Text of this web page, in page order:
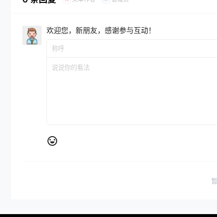
欢迎您，新朋友，感谢参与互动！